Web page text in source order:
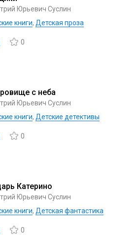
Юрьевич Суслин
книги, Детская проза
0
с неба
Юрьевич Суслин
книги, Детские детективы
0
Катерино
Юрьевич Суслин
книги, Детская фантастика
0